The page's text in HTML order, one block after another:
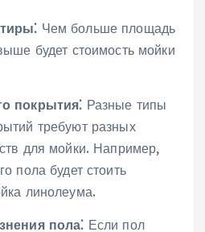
Чем больше площадь
будет стоимость мойки
покрытия⁚ Разные типы
требуют разных
для мойки. Например,
пола будет стоить
линолеума.
пола⁚ Если пол